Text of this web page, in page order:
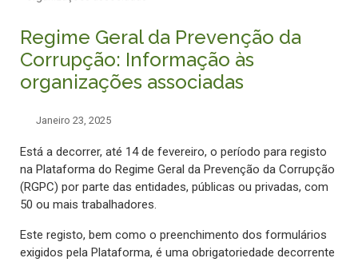
Regime Geral da Prevenção da
Corrupção: Informação às
organizações associadas
Janeiro 23, 2025
Está a decorrer, até 14 de fevereiro, o período para registo
na Plataforma do Regime Geral da Prevenção da Corrupção
(RGPC) por parte das entidades, públicas ou privadas, com
50 ou mais trabalhadores.
Este registo, bem como o preenchimento dos formulários
exigidos pela Plataforma, é uma obrigatoriedade decorrente